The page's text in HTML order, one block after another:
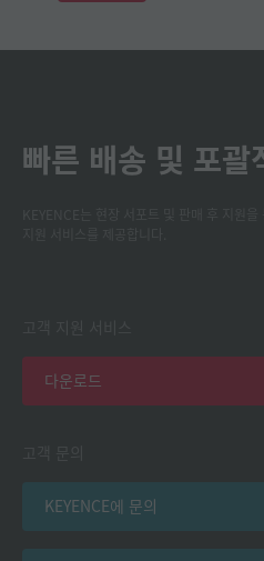
빠른 배송 및 포괄
다운로드
KEYENCE에 문의